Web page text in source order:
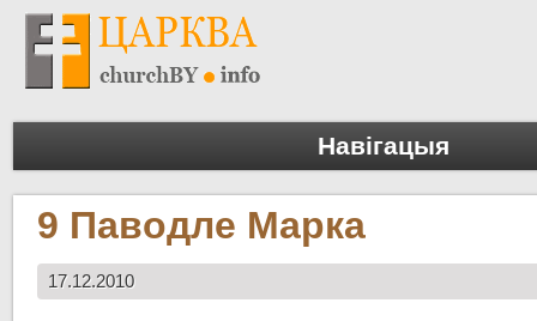
Навігацыя
9 Паводле Марка
17.12.2010